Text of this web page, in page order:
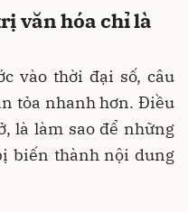
văn hóa chỉ là
vào thời đại số, câu
tỏa nhanh hơn. Điều
là làm sao để những
biến thành nội dung